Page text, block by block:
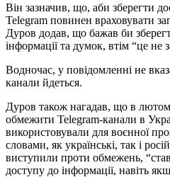
Він зазначив, що, аби зберегти
Telegram повинен враховувати
Дуров додав, що бажав би
інформації та думок, втім “це не
Водночас, у повідомленні не
канали йдеться.
Дуров також нагадав, що в
обмежити Telegram-канали в
використовували для воєнної
словами, як українські, так і
виступили проти обмежень,
доступу до інформації, навіть